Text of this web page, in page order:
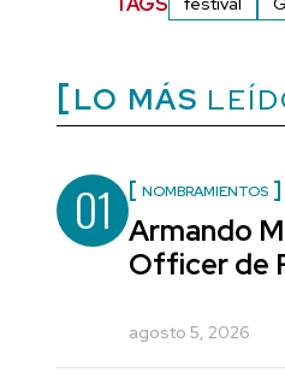
LO MÁS
01 NOMBRAMIENTOS
Armando
Officer de
agosto 5, 2026